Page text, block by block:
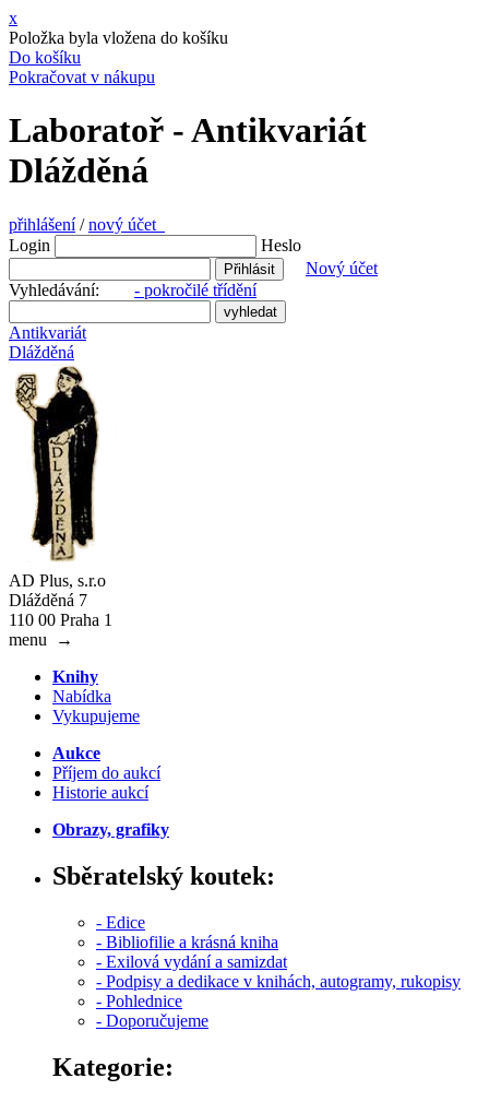
x
Položka byla vložena do košíku
Do košíku
Pokračovat v nákupu
Laboratoř - Antikvariát
Dlážděná
přihlášení/nový účet
Login
Heslo
Nový účet
Vyhledávání: - pokročilé třídění
Antikvariát
Dlážděná
AD Plus, s.r.o
Dlážděná 7
110 00 Praha 1
menu
→
Knihy
Nabídka
Vykupujeme
Aukce
Příjem do aukcí
Historie aukcí
Obrazy, grafiky
Sběratelský koutek:
- Edice
- Bibliofilie a krásná kniha
- Exilová vydání a samizdat
- Podpisy a dedikace v knihách, autogramy, rukopisy
- Pohlednice
- Doporučujeme
Kategorie: